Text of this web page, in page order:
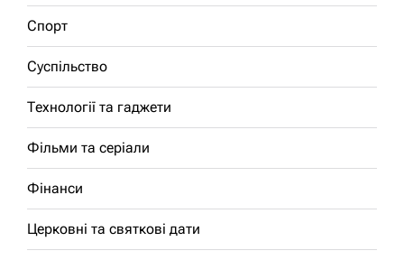
Спорт
Суспільство
Технології та гаджети
Фільми та серіали
Фінанси
Церковні та святкові дати